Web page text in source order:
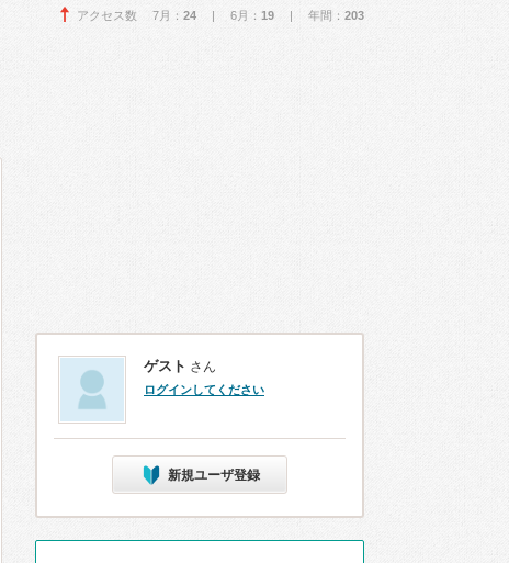
アクセス数 7月： 24 | 6月： 19 | 年間： 203
ゲスト さん
ログインしてください
新規ユーザ登録